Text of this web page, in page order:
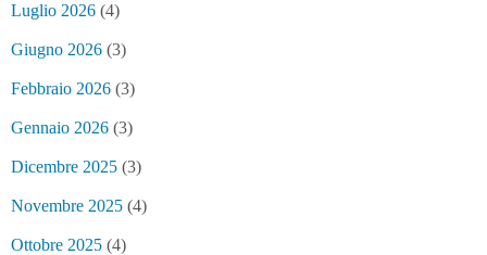
Luglio 2026 (4)
Giugno 2026 (3)
Febbraio 2026 (3)
Gennaio 2026 (3)
Dicembre 2025 (3)
Novembre 2025 (4)
Ottobre 2025 (4)